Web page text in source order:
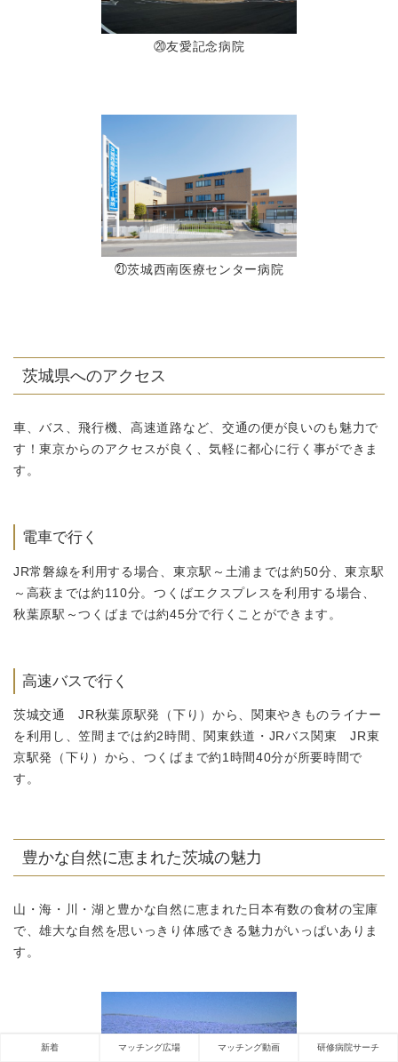
⑳友愛記念病院
㉑茨城西南医療センター病院
茨城県へのアクセス
車、バス、飛行機、高速道路など、交通の便が良いのも魅力で
す！東京からのアクセスが良く、気軽に都心に行く事ができま
す。
電車で行く
JR常磐線を利用する場合、東京駅～土浦までは約50分、東京駅
～高萩までは約110分。つくばエクスプレスを利用する場合、
秋葉原駅～つくばまでは約45分で行くことができます。
高速バスで行く
茨城交通 JR秋葉原駅発（下り）から、関東やきものライナー
を利用し、笠間までは約2時間、関東鉄道・JRバス関東 JR東
京駅発（下り）から、つくばまで約1時間40分が所要時間で
す。
豊かな自然に恵まれた茨城の魅力
山・海・川・湖と豊かな自然に恵まれた日本有数の食材の宝庫
で、雄大な自然を思いっきり体感できる魅力がいっぱいありま
す。
新着 マッチング広場 マッチング動画 研修病院サーチ